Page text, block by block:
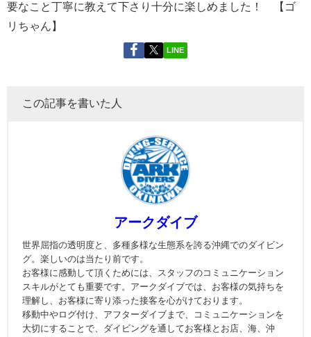
要なこと丁寧に教えて下さり十分に楽しめました！ 【ゴ
リちゃん】
LINE
この記事を書いた人
アークダイブ
世界屈指の透明度と、多種多様な生態系を誇る沖縄でのダイビン
グ。楽しいのは当たり前です。
お客様に感動して頂くためには、スタッフのコミュニケーション
スキルがとても重要です。アークダイブでは、お客様の気持ちを
理解し、お客様に寄り添った接客を心がけております。
移動中やログ付け、アフターダイブまで、コミュニケーションを
大切にすることで、ダイビングを通してお客様とお店、海、沖